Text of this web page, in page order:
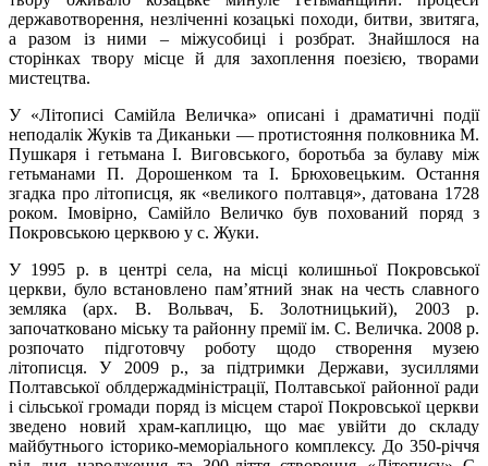
державотворення, незліченні козацькі походи, битви, звитяга,
а разом із ними – міжусобиці і розбрат. Знайшлося на
сторінках твору місце й для захоплення поезією, творами
мистецтва.
У «Літописі Самійла Величка» описані і драматичні події
неподалік Жуків та Диканьки — протистояння полковника М.
Пушкаря і гетьмана І. Виговського, боротьба за булаву між
гетьманами П. Дорошенком та І. Брюховецьким. Остання
згадка про літописця, як «великого полтавця», датована 1728
роком. Імовірно, Самійло Величко був похований поряд з
Покровською церквою у с. Жуки.
У 1995 р. в центрі села, на місці колишньої Покровської
церкви, було встановлено пам’ятний знак на честь славного
земляка (арх. В. Вольвач, Б. Золотницький), 2003 р.
започатковано міську та районну премії ім. С. Величка. 2008 р.
розпочато підготовчу роботу щодо створення музею
літописця. У 2009 р., за підтримки Держави, зусиллями
Полтавської облдержадміністрації, Полтавської районної ради
і сільської громади поряд із місцем старої Покровської церкви
зведено новий храм-каплицю, що має увійти до складу
майбутнього історико-меморіального комплексу. До 350-річчя